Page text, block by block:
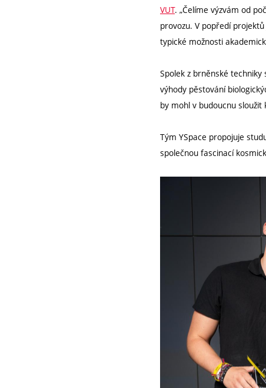
VUT. „Čelíme výzvám od
provozu. V popředí
typické možnosti
Spolek z brněnské
výhody pěstování
by mohl v budoucnu
Tým YSpace propojuje
společnou fascinací